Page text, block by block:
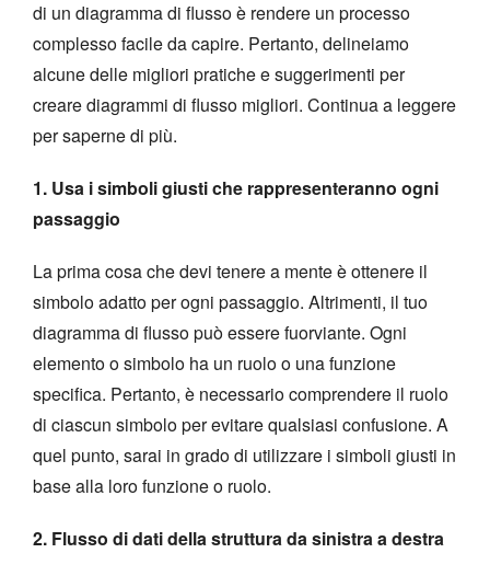
di un diagramma di flusso è rendere un processo
complesso facile da capire. Pertanto, delineiamo
alcune delle migliori pratiche e suggerimenti per
creare diagrammi di flusso migliori. Continua a leggere
per saperne di più.
1. Usa i simboli giusti che rappresenteranno ogni
passaggio
La prima cosa che devi tenere a mente è ottenere il
simbolo adatto per ogni passaggio. Altrimenti, il tuo
diagramma di flusso può essere fuorviante. Ogni
elemento o simbolo ha un ruolo o una funzione
specifica. Pertanto, è necessario comprendere il ruolo
di ciascun simbolo per evitare qualsiasi confusione. A
quel punto, sarai in grado di utilizzare i simboli giusti in
base alla loro funzione o ruolo.
2. Flusso di dati della struttura da sinistra a destra